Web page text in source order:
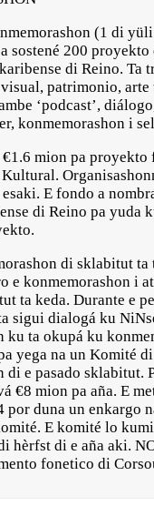
(1 di
sostené 200 proyekto
di Reino. Ta
patrimonio, arte
‘podcast’,
konmemorashon i
€1.6 mion pa proyekto
E fondo a
di Reino pa yuda
di sklabitut ta
e konmemorashon i
ta keda. Durante e
sigui dialogá ku
ku ta okupá ku
yega na un Komité di
di e pasado sklabitut.
€8 mion pa aña. E
duna un enkargo
E komité lo
hèrfst di e aña aki.
fonetico di